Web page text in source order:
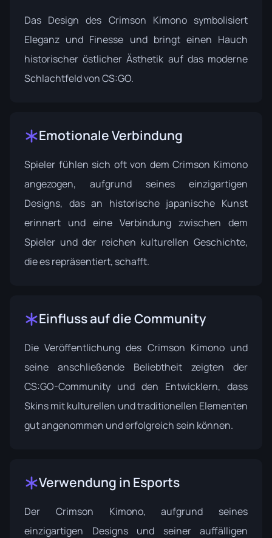
Das Design des Crimson Kimono symbolisiert
Eleganz und Finesse und bringt einen Hauch
historischer östlicher Ästhetik auf das moderne
Schlachtfeld von CS:GO.
Emotionale Verbindung
Spieler fühlen sich oft von dem Crimson Kimono
angezogen, aufgrund seines einzigartigen
Designs, das an historische japanische Kunst
erinnert und eine Verbindung zwischen dem
Spieler und der reichen kulturellen Geschichte,
die es repräsentiert, schafft.
Einfluss auf die Community
Die Veröffentlichung des Crimson Kimono und
seine anschließende Beliebtheit zeigten der
CS:GO-Community und den Entwicklern, dass
Skins mit kulturellen und traditionellen Elementen
gut angenommen und erfolgreich sein können.
Verwendung in Esports
Der Crimson Kimono, aufgrund seines
einzigartigen Designs und seiner auffälligen